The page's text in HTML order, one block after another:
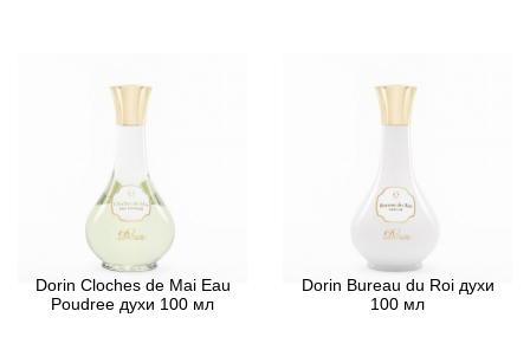
Dorin Cloches de Mai Eau
Poudree духи 100 мл
Dorin Bureau du Roi духи
100 мл
Alyson Oldoini
American Crew
Amouage